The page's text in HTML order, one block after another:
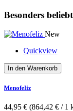
Besonders beliebt
New
Quickview
In den Warenkorb
Menofeliz
44,95 € (864,42 €­ / 1